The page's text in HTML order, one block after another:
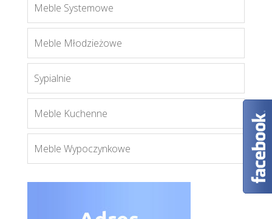
Meble Systemowe
Meble Młodzieżowe
Sypialnie
Meble Kuchenne
Meble Wypoczynkowe